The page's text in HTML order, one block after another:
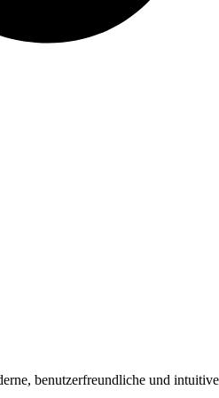
benutzerfreundliche und